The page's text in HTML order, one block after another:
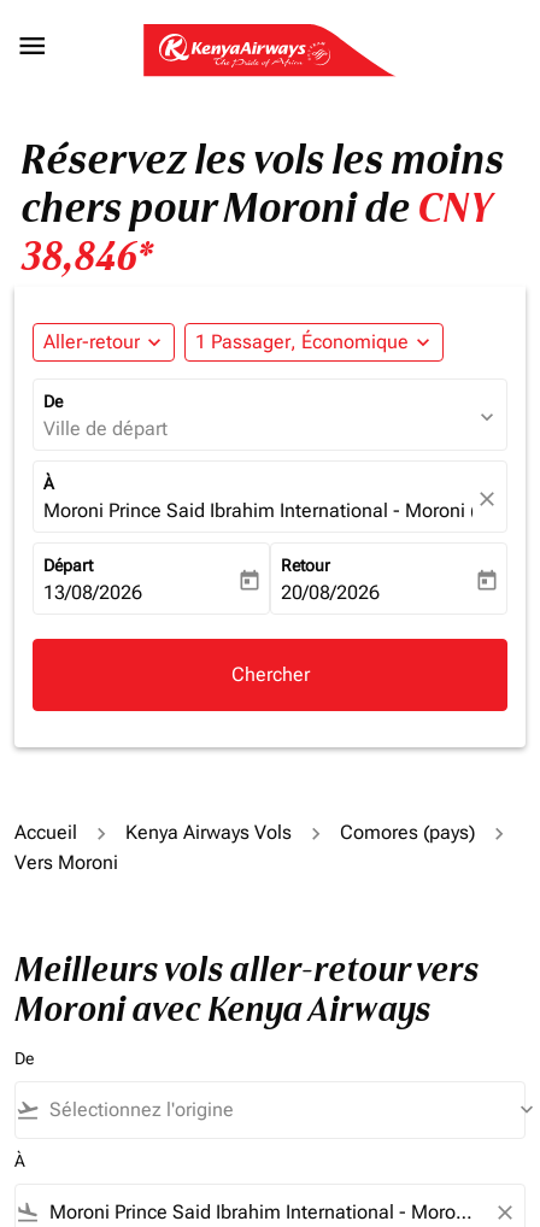

Réservez les vols les moins
chers pour Moroni deCNY
38,846*
Aller-retour expand_more 1 Passager, Économique expand_more
De
Ville de départ expand_more
À
Moroni Prince Said Ibrahim International - Moroni (HAH),
close
Départ
fc-booking-departure-date-aria-label
13/08/2026 today
Retour
fc-booking-return-date-aria-
20/08/2026 today
Chercher
Accueil Kenya Airways Vols
Comores (pays)
Vers Moroni
Meilleurs vols aller-retour vers
Moroni avec Kenya Airways
De
flight_takeoff keyboard_arrow_down
À
flight_land close